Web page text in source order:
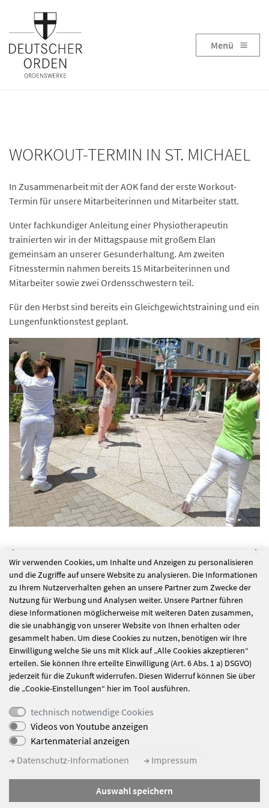
Menü
WORKOUT-TERMIN IN ST. MICHAEL
In Zusammenarbeit mit der AOK fand der erste Workout-
Termin für unsere Mitarbeiterinnen und Mitarbeiter statt.
Unter fachkundiger Anleitung einer Physiotherapeutin
trainierten wir in der Mittagspause mit großem Elan
gemeinsam an unserer Gesunderhaltung. Am zweiten
Fitnesstermin nahmen bereits 15 Mitarbeiterinnen und
Mitarbeiter sowie zwei Ordensschwestern teil.
Für den Herbst sind bereits ein Gleichgewichtstraining und ein
Lungenfunktionstest geplant.
alle Nachrichten
Eine spannende
„Urlaubswoche"
liegt hinter uns!
Like Ice in the
Sunshine
Datenschutz
Wir verwenden Cookies, um Inhalte und Anzeigen zu personalisieren
und die Zugriffe auf unsere Website zu analysieren. Die Informationen
zu Ihrem Nutzerverhalten gehen an unsere Partner zum Zwecke der
Nutzung für Werbung und Analysen weiter. Unsere Partner führen
diese Informationen möglicherweise mit weiteren Daten zusammen,
die sie unabhängig von unserer Website von Ihnen erhalten oder
gesammelt haben. Um diese Cookies zu nutzen, benötigen wir Ihre
Einwilligung welche Sie uns mit Klick auf „Alle Cookies akzeptieren“
erteilen. Sie können Ihre erteilte Einwilligung (Art. 6 Abs. 1 a) DSGVO)
jederzeit für die Zukunft widerrufen. Diesen Widerruf können Sie über
die „Cookie-Einstellungen“ hier im Tool ausführen.
technisch notwendige Cookies
Videos von Youtube anzeigen
Kartenmaterial anzeigen
Datenschutz-Informationen
Impressum
Auswahl speichern